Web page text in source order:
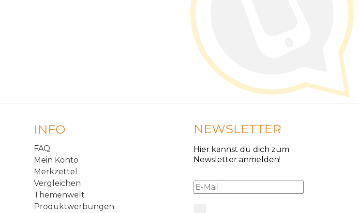
INFO
FAQ
Mein Konto
Merkzettel
Vergleichen
Themenwelt
Produktwerbungen
NEWSLETTER
Hier kannst du dich zum
Newsletter anmelden!